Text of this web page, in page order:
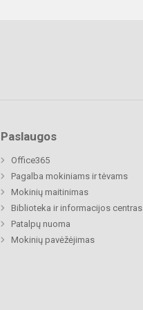
Paslaugos
Office365
Pagalba mokiniams ir tėvams
Mokinių maitinimas
Biblioteka ir informacijos centras
Patalpų nuoma
Mokinių pavėžėjimas